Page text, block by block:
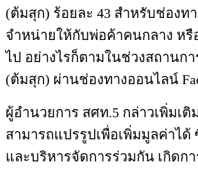
(ต้มสุก) ร้อยละ 43 สำหรับช่อง
จำหน่ายให้กับพ่อค้าคนกลาง ห
ไป อย่างไรก็ตามในช่วงสถานก
(ต้มสุก) ผ่านช่องทางออนไลน์
ผู้อำนวยการ สศท.5 กล่าวเพิ่มเ
สามารถแปรรูปเพื่อเพิ่มมูลค่าไ
และบริหารจัดการร่วมกัน เกิดก